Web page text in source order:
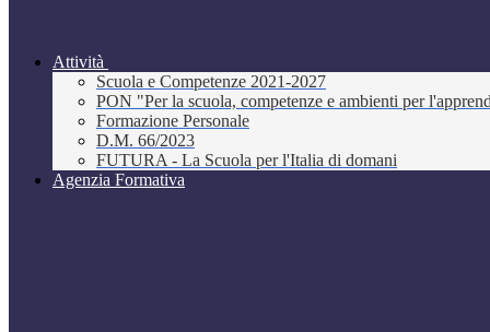
Attività
Scuola e Competenze 2021-2027
PON "Per la scuola, competenze e ambienti per
Formazione Personale
D.M. 66/2023
FUTURA - La Scuola per l'Italia di domani
Agenzia Formativa